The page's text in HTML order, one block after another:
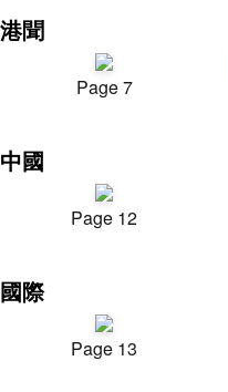
港聞
Page 7
中國
Page 12
國際
Page 13